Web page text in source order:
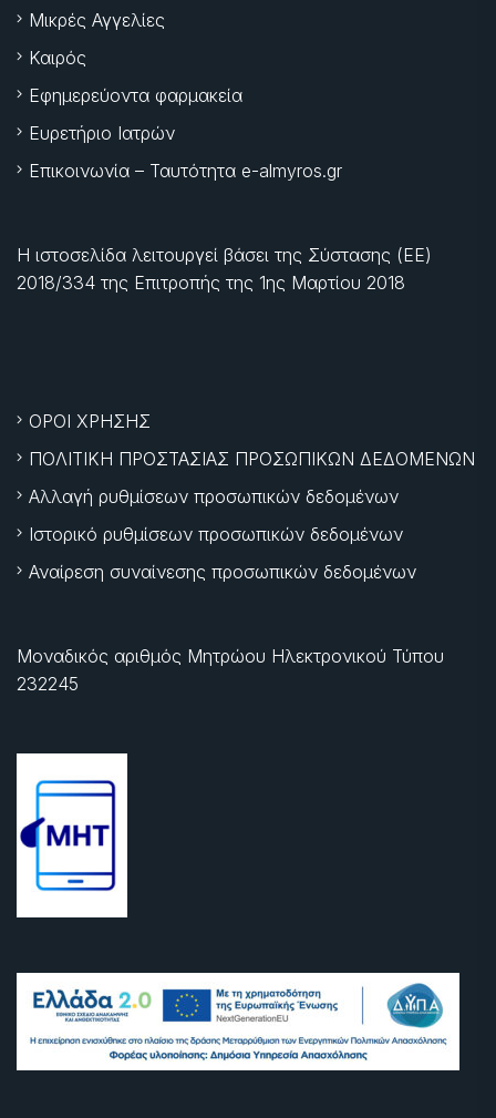
Μικρές Αγγελίες
Καιρός
Εφημερεύοντα φαρμακεία
Ευρετήριο Ιατρών
Επικοινωνία – Ταυτότητα e-almyros.gr
Η ιστοσελίδα λειτουργεί βάσει της Σύστασης (ΕΕ)
2018/334 της Επιτροπής της 1ης Μαρτίου 2018
ΟΡΟΙ ΧΡΗΣΗΣ
ΠΟΛΙΤΙΚΗ ΠΡΟΣΤΑΣΙΑΣ ΠΡΟΣΩΠΙΚΩΝ ΔΕΔΟΜΕΝΩΝ
Αλλαγή ρυθμίσεων προσωπικών δεδομένων
Ιστορικό ρυθμίσεων προσωπικών δεδομένων
Αναίρεση συναίνεσης προσωπικών δεδομένων
Μοναδικός αριθμός Μητρώου Ηλεκτρονικού Τύπου
232245